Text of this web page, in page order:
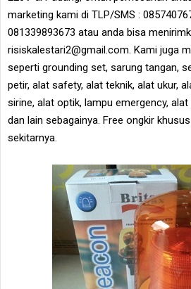
marketing kami di TLP/SMS :
081339893673 atau anda bisa
risiskalestari2@gmail.com. Kami juga
seperti grounding set, sarung tangan,
petir, alat safety, alat teknik, alat ukur,
sirine, alat optik, lampu emergency,
dan lain sebagainya. Free ongkir
sekitarnya.